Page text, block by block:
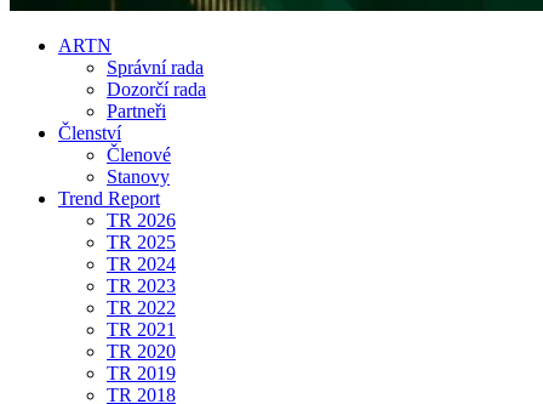
ARTN
Správní rada
Dozorčí rada
Partneři
Členství
Členové
Stanovy
Trend Report
TR 2026
TR 2025
TR 2024
TR 2023
TR 2022
TR 2021
TR 2020
TR 2019
TR 2018